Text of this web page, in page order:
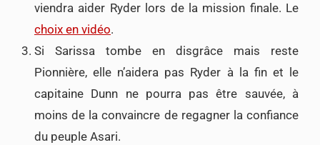
viendra aider Ryder lors de la mission finale. Le
choix en vidéo.
Si Sarissa tombe en disgrâce mais reste
Pionnière, elle n’aidera pas Ryder à la fin et le
capitaine Dunn ne pourra pas être sauvée, à
moins de la convaincre de regagner la confiance
du peuple Asari.